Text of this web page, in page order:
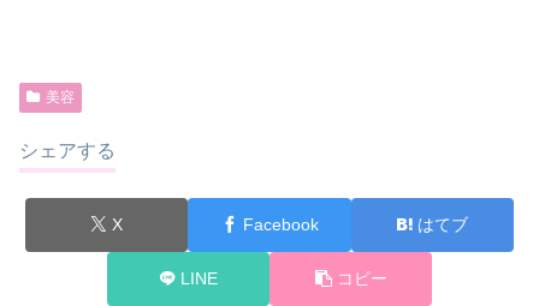
美容
シェアする
X Facebook はてブ
LINE コピー